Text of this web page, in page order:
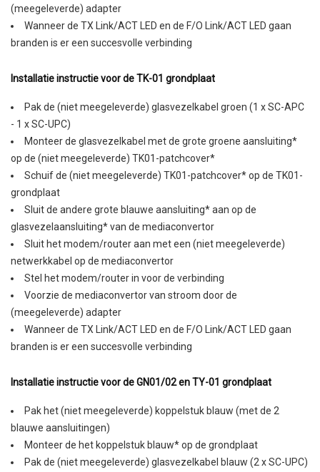
(meegeleverde) adapter
Wanneer de TX Link/ACT LED en de F/O Link/ACT LED gaan
branden is er een succesvolle verbinding
Installatie instructie voor de TK-01 grondplaat
Pak de (niet meegeleverde) glasvezelkabel groen (1 x SC-APC
- 1 x SC-UPC)
Monteer de glasvezelkabel met de grote groene aansluiting*
op de (niet meegeleverde) TK01-patchcover*
Schuif de (niet meegeleverde) TK01-patchcover* op de TK01-
grondplaat
Sluit de andere grote blauwe aansluiting* aan op de
glasvezelaansluiting* van de mediaconvertor
Sluit het modem/router aan met een (niet meegeleverde)
netwerkkabel op de mediaconvertor
Stel het modem/router in voor de verbinding
Voorzie de mediaconvertor van stroom door de
(meegeleverde) adapter
Wanneer de TX Link/ACT LED en de F/O Link/ACT LED gaan
branden is er een succesvolle verbinding
Installatie instructie voor de GN01/02 en TY-01 grondplaat
Pak het (niet meegeleverde) koppelstuk blauw (met de 2
blauwe aansluitingen)
Monteer de het koppelstuk blauw* op de grondplaat
Pak de (niet meegeleverde) glasvezelkabel blauw (2 x SC-UPC)